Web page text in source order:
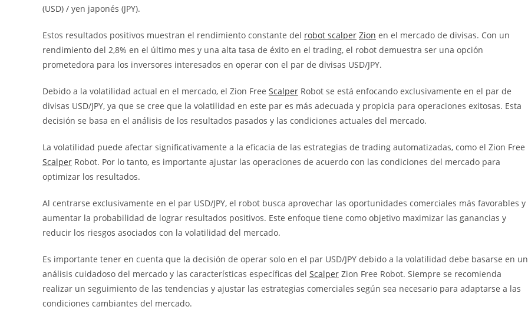
(USD) / yen japonés (JPY).
Estos resultados positivos muestran el rendimiento constante del robot scalper Zion en el mercado de divisas. Con un
rendimiento del 2,8% en el último mes y una alta tasa de éxito en el trading, el robot demuestra ser una opción
prometedora para los inversores interesados en operar con el par de divisas USD/JPY.
Debido a la volatilidad actual en el mercado, el Zion Free Scalper Robot se está enfocando exclusivamente en el par de
divisas USD/JPY, ya que se cree que la volatilidad en este par es más adecuada y propicia para operaciones exitosas. Esta
decisión se basa en el análisis de los resultados pasados y las condiciones actuales del mercado.
La volatilidad puede afectar significativamente a la eficacia de las estrategias de trading automatizadas, como el Zion Free
Scalper Robot. Por lo tanto, es importante ajustar las operaciones de acuerdo con las condiciones del mercado para
optimizar los resultados.
Al centrarse exclusivamente en el par USD/JPY, el robot busca aprovechar las oportunidades comerciales más favorables y
aumentar la probabilidad de lograr resultados positivos. Este enfoque tiene como objetivo maximizar las ganancias y
reducir los riesgos asociados con la volatilidad del mercado.
Es importante tener en cuenta que la decisión de operar solo en el par USD/JPY debido a la volatilidad debe basarse en un
análisis cuidadoso del mercado y las características específicas del Scalper Zion Free Robot. Siempre se recomienda
realizar un seguimiento de las tendencias y ajustar las estrategias comerciales según sea necesario para adaptarse a las
condiciones cambiantes del mercado.